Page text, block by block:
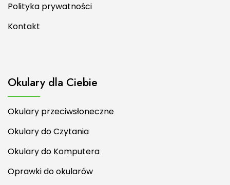
Polityka prywatności
Kontakt
Okulary dla Ciebie
Okulary przeciwsłoneczne
Okulary do Czytania
Okulary do Komputera
Oprawki do okularów